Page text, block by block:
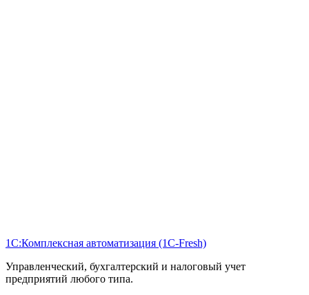
1С:Комплексная автоматизация (1С-Fresh)
Управленческий, бухгалтерский и налоговый учет
предприятий любого типа.